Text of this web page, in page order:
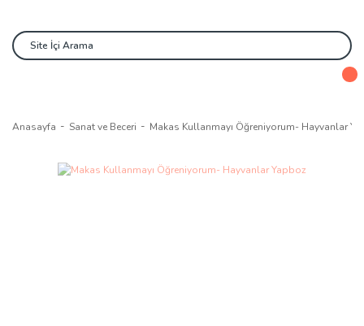
Anasayfa Sanat ve Beceri Makas Kullanmayı Öğreniyorum- Hayvanlar